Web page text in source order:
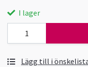
I lager
Lägg till i